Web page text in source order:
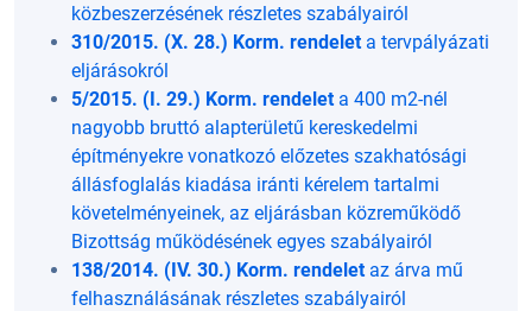
közbeszerzésének részletes szabályairól
310/2015. (X. 28.) Korm. rendelet a tervpályázati
eljárásokról
5/2015. (I. 29.) Korm. rendeleta 400 m2-nél
nagyobb bruttó alapterületű kereskedelmi
építményekre vonatkozó előzetes szakhatósági
állásfoglalás kiadása iránti kérelem tartalmi
követelményeinek, az eljárásban közreműködő
Bizottság működésének egyes szabályairól
138/2014. (IV. 30.) Korm. rendelet az árva mű
felhasználásának részletes szabályairól